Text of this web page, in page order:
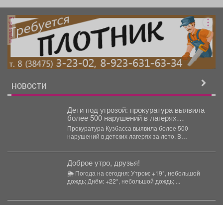
реклама
НОВОСТИ
Дети под угрозой: прокуратура выявила
более 500 нарушений в лагерях
Кузбасса
Прокуратура Кузбасса выявила более 500
нарушений в детских лагерях за лето. В
Доброе утро, друзья!
🌦 Погода на сегодня: Утром: +19°, небольшой
дождь; Днём: +22°, небольшой дождь; ...